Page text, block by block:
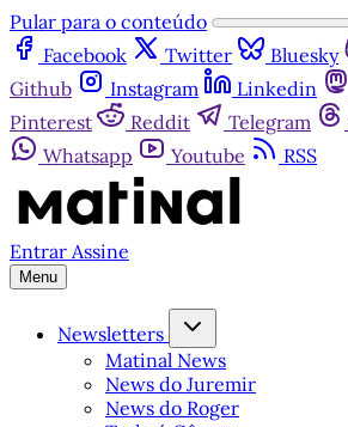
Pular para o conteúdo
Facebook
Twitter Bluesky
Github
Instagram Linkedin
Pinterest
Reddit Telegram
Whatsapp
Youtube RSS
Entrar Assine
Menu
Newsletters
Matinal News
News do Juremir
News do Roger